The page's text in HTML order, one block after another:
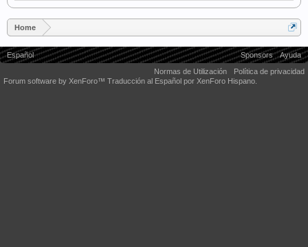
Home
Español Sponsors
Ayuda
Normas de Utilización
Política de privacidad
Forum software by XenForo™ Traducción al Español por XenForo Hispano.